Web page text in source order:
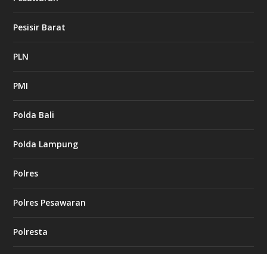
Pesisir Barat
PLN
PMI
Polda Bali
Polda Lampung
Polres
Polres Pesawaran
Polresta